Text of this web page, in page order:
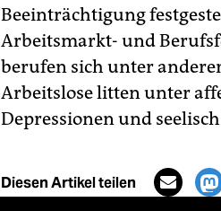
Beeinträchtigung
Arbeitsmarkt- und
berufen sich unter
Arbeitslose litten unter
Depressionen und
Diesen Artikel teilen